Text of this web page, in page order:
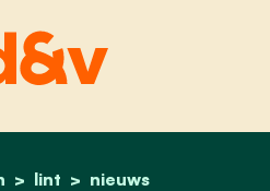
home
lint nieuws
stanny tuyteleers neemt